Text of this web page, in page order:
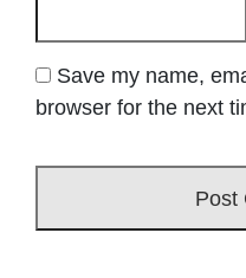
Save my name,
browser for the next